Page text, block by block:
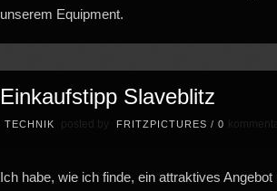
unserem Equipment.
Einkaufstipp Slaveblitz
TECHNIK posted by FRITZPICTURES / 0
Ich habe, wie ich finde, ein attraktives